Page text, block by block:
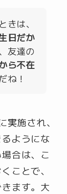
きは、
日だか
友達の
ら不在
ね！
施され、
ようにな
合は、こ
ことで、
ます。大